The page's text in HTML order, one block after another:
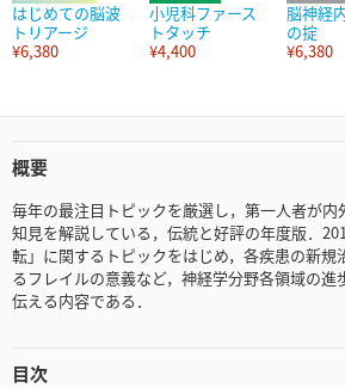
はじめての脳波
トリアージ
¥6,380
小児科ファース
トタッチ
¥4,400
脳神経
の掟
¥6,380
概要
毎年の最注目トピックを厳選し，第一人者が内
知見を解説している，伝統と好評の年度版．
転」に関するトピックをはじめ，各疾患の新規
るフレイルの意義など，神経学分野各領域の進
伝える内容である．
目次